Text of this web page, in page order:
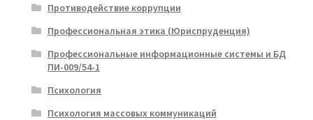
Противодействие коррупции
Профессиональная этика (Юриспруденция)
Профессиональные информационные системы и БД
ПИ-009/54-1
Психология
Психология массовых коммуникаций